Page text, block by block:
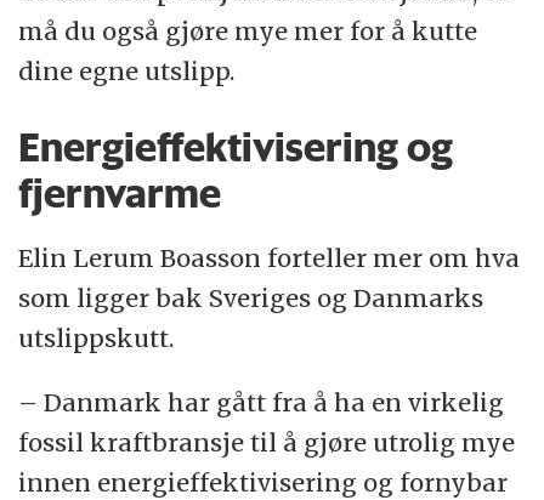
må du også gjøre mye mer for å kutte
dine egne utslipp.
Energieffektivisering og
fjernvarme
Elin Lerum Boasson forteller mer om hva
som ligger bak Sveriges og Danmarks
utslippskutt.
– Danmark har gått fra å ha en virkelig
fossil kraftbransje til å gjøre utrolig mye
innen energieffektivisering og fornybar